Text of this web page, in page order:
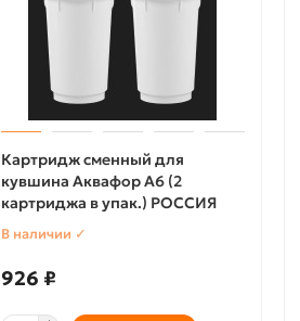
Картридж сменный для
кувшина Аквафор A6 (2
картриджа в упак.) РОССИЯ
В наличии ✓
926 ₽